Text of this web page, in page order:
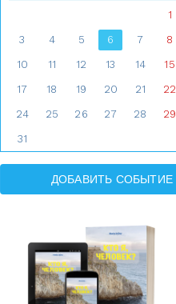
1
3 4 5 6 7 8
10 11 12 13 14 15
17 18 19 20 21 22
24 25 26 27 28 29
31
ДОБАВИТЬ СОБЫТИЕ